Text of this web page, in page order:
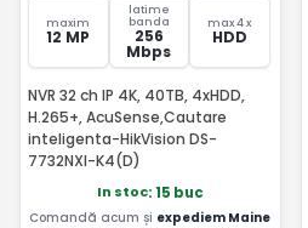
maxim
12 MP
latime
banda
256
Mbps
max 4 x
HDD
NVR 32 ch IP 4K, 40TB, 4xHDD,
H.265+, AcuSense,Cautare
inteligenta-HikVision DS-
7732NXI-K4(D)
In stoc: 15 buc
Comandă acum și expediem Maine